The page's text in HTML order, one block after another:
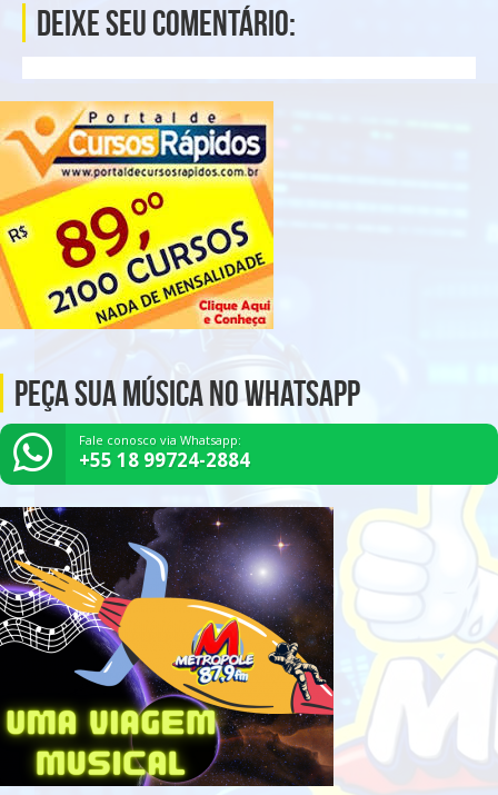
Deixe seu comentário:
Peça Sua Música no Whatsapp
Fale conosco via Whatsapp:
+55 18 99724-2884